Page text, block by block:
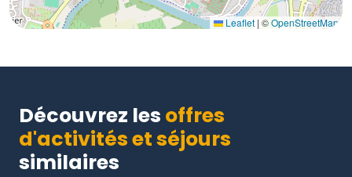
Leaflet | ©OpenStreetMap
Découvrez les offres
d'activités et séjours
similaires